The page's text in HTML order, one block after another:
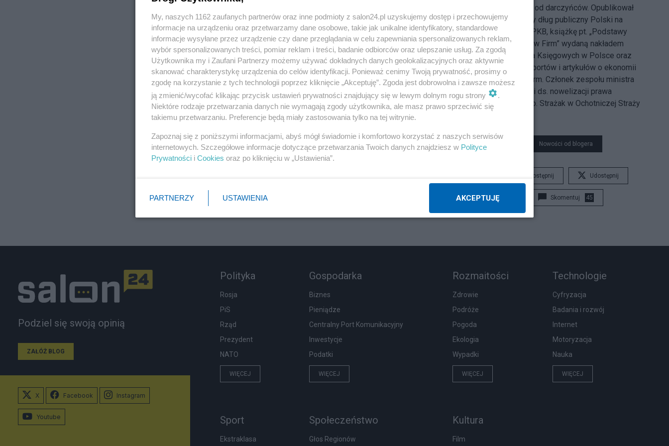
pozyskiwanych od darczyńców. Opublikował
raport szacujący dług publiczny Polski na
powyżej 200% PKB, książkę pt. „Podstawy
Analizy Finansów Firm” wydaną nakładem
Stowarzyszenia Księgowych w Polsce oraz
kilkadziesiąt raportów i artykułów o ekonomii
politycznej reform. Członek zespołu ministra
sprawiedliwości ds. nowelizacji prawa
upadłościowego. Strażak w Ochotniczej Straży
Nowości od blogera
Udostępnij Udostępnij
Skomentuj 45
Podziel się swoją opinią
ZAŁÓŻ BLOG
Polityka
Rosja
PiS
Rząd
Prezydent
NATO
WIĘCEJ
Gospodarka
Biznes
Pieniądze
Centralny Port Komunikacyjny
Inwestycje
Podatki
WIĘCEJ
Rozmaitości
Zdrowie
Podróże
Pogoda
Ekologia
Wypadki
WIĘCEJ
Technologie
Cyfryzacja
Badania i rozwój
Internet
Motoryzacja
Nauka
WIĘCEJ
Sport
Ekstraklasa
Społeczeństwo
Głos Regionów
Kultura
Film
X Facebook Instagram
Youtube
My, naszych 1162 zaufanych partnerów oraz inne podmioty z salon24.pl uzyskujemy dostęp i przechowujemy
informacje na urządzeniu oraz przetwarzamy dane osobowe, takie jak unikalne identyfikatory, standardowe
informacje wysyłane przez urządzenie czy dane przeglądania w celu zapewniania spersonalizowanych reklam,
wybór spersonalizowanych treści, pomiar reklam i treści, badanie odbiorców oraz ulepszanie usług. Za zgodą
Użytkownika my i Zaufani Partnerzy możemy używać dokładnych danych geolokalizacyjnych oraz aktywnie
skanować charakterystykę urządzenia do celów identyfikacji. Ponieważ cenimy Twoją prywatność, prosimy o
zgodę na korzystanie z tych technologii poprzez kliknięcie „Akceptuję”. Zgoda jest dobrowolna i zawsze możesz
ją zmienić/wycofać klikając przycisk ustawień prywatności znajdujący się w lewym dolnym rogu strony
.
Niektóre rodzaje przetwarzania danych nie wymagają zgody użytkownika, ale masz prawo sprzeciwić się
takiemu przetwarzaniu. Preferencje będą miały zastosowania tylko na tej witrynie.
Zapoznaj się z poniższymi informacjami, abyś mógł świadomie i komfortowo korzystać z naszych serwisów
internetowych. Szczegółowe informacje dotyczące przetwarzania Twoich danych znajdziesz w Polityce
Prywatności i Cookies oraz po kliknięciu w „Ustawienia”.
PARTNERZY USTAWIENIA AKCEPTUJĘ